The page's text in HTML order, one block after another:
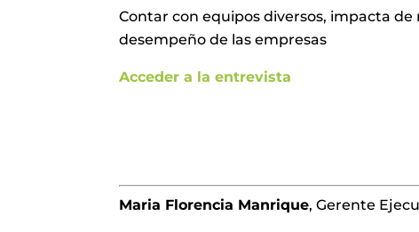
Contar con equipos diversos, impacta
desempeño de las empresas
Acceder a la entrevista
Maria Florencia Manrique, Gerente